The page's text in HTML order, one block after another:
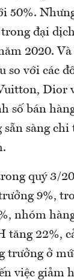
50%.
đại
2020.
so với các
Dior
số bán
sẵn sàng
quý 3/
9%,
nhóm
tăng 22%,
trưởng ở
việc giảm